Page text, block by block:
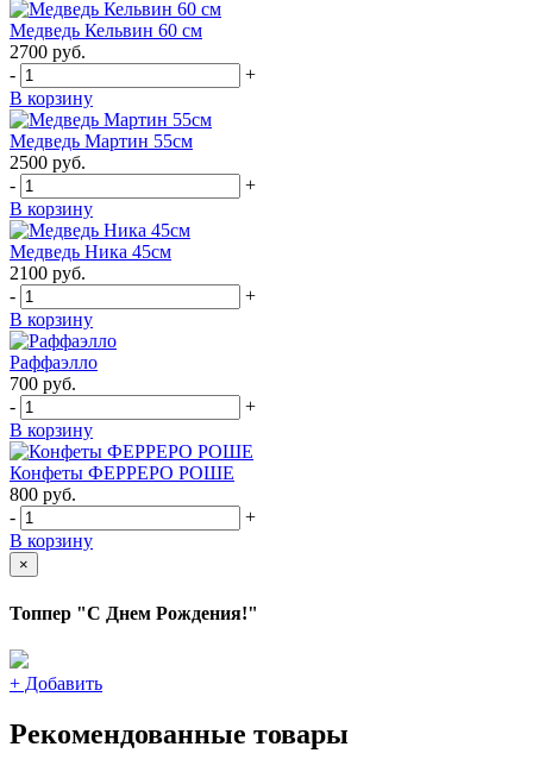
Медведь Кельвин 60 см
2700 руб.
-
+
В корзину
Медведь Мартин 55см
2500 руб.
-
+
В корзину
Медведь Ника 45см
2100 руб.
-
+
В корзину
Раффаэлло
700 руб.
-
+
В корзину
Конфеты ФЕРРЕРО РОШЕ
800 руб.
-
+
В корзину
×
Топпер "С Днем Рождения!"
+ Добавить
Рекомендованные товары